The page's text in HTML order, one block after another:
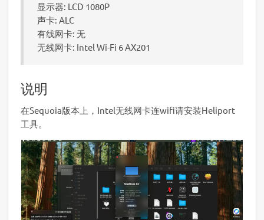
显示器: LCD 1080P
声卡: ALC
有线网卡: 无
无线网卡: Intel Wi-Fi 6 AX201
说明
在Sequoia版本上，Intel无线网卡连wifi请安装Heliport
工具。